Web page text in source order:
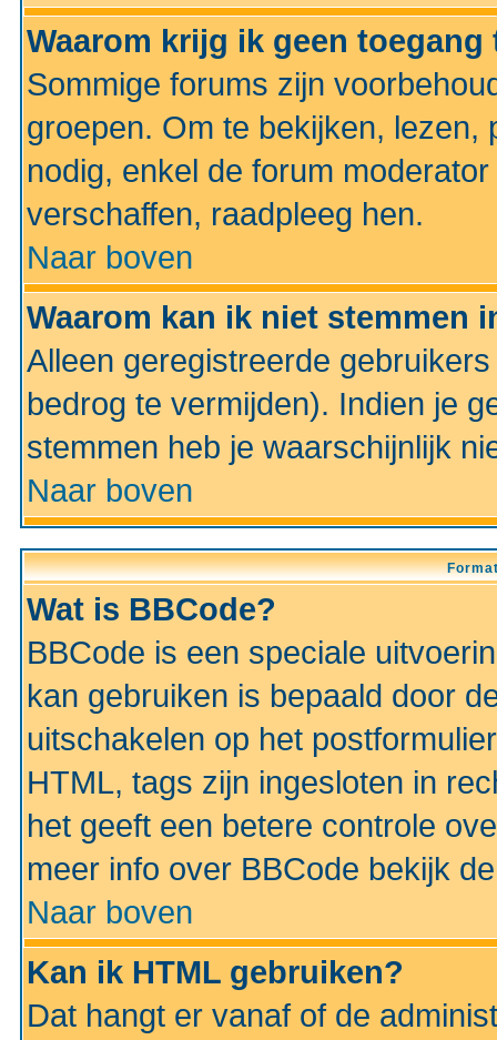
Waarom krijg ik geen
Sommige forums zijn
groepen. Om te bekijken, lezen,
nodig, enkel de forum
verschaffen, raadpleeg hen.
Naar boven
Waarom kan ik niet stemmen
Alleen geregistreerde
bedrog te vermijden). Indien je
stemmen heb je waarschijnlijk
Naar boven
Wat is BBCode?
BBCode is een speciale
kan gebruiken is bepaald door
uitschakelen op het
HTML, tags zijn ingesloten in
het geeft een betere controle
meer info over BBCode bekijk
Naar boven
Kan ik HTML gebruiken?
Dat hangt er vanaf of de